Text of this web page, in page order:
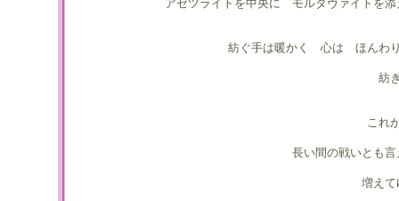
アゼツライトを中央に モルダヴァイトを
紡ぐ手は暖かく 心は ほんわ
紡
これ
長い間の戦いとも
増えて